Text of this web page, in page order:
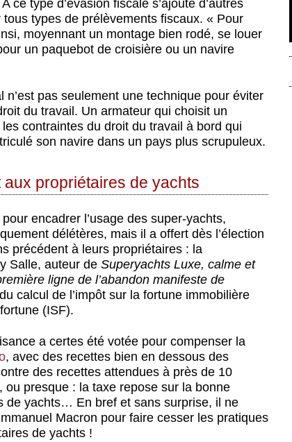
ce type d’évasion fiscale s’ajoute d’autres
types de prélèvements fiscaux. « Pour
moyennant un montage bien rodé, se louer
un paquebot de croisière ou un navire
pas seulement une technique pour éviter
du travail. Un armateur qui choisit un
contraintes du droit du travail à bord qui
son navire dans un pays plus scrupuleux.
propriétaires de yachts
encadrer l’usage des super-yachts,
délétères, mais il a offert dès l’élection
précédent à leurs propriétaires : la
Salle, auteur de Superyachts Luxe, calme et
ligne de l’abandon manifeste de
calcul de l’impôt sur la fortune immobilière
(ISF).
a certes été votée pour compenser la
, avec des recettes bien en dessous des
des recettes attendues à près de 10
ou presque : la taxe repose sur la bonne
de yachts… En bref et sans surprise, il ne
Macron pour faire cesser les pratiques
de yachts !